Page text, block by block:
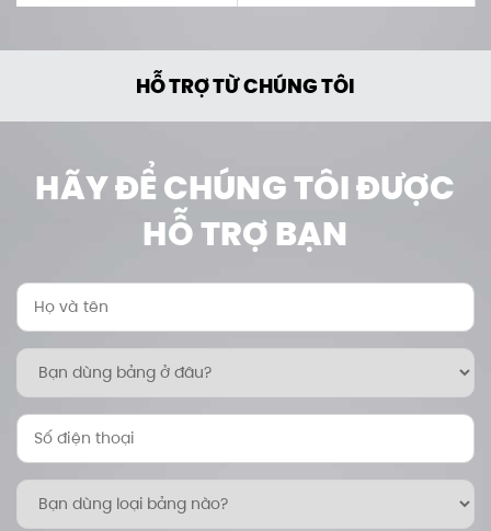
HỖ TRỢ TỪ CHÚNG TÔI
HÃY ĐỂ CHÚNG TÔI ĐƯỢC
HỖ TRỢ BẠN